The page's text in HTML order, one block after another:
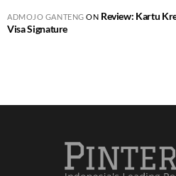
ADMOJO GANTENG ON Review: Kartu
Visa Signature